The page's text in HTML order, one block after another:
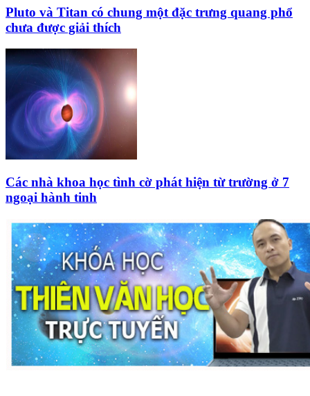
Pluto và Titan có chung một đặc trưng quang phổ
chưa được giải thích
Các nhà khoa học tình cờ phát hiện từ trường ở 7
ngoại hành tinh